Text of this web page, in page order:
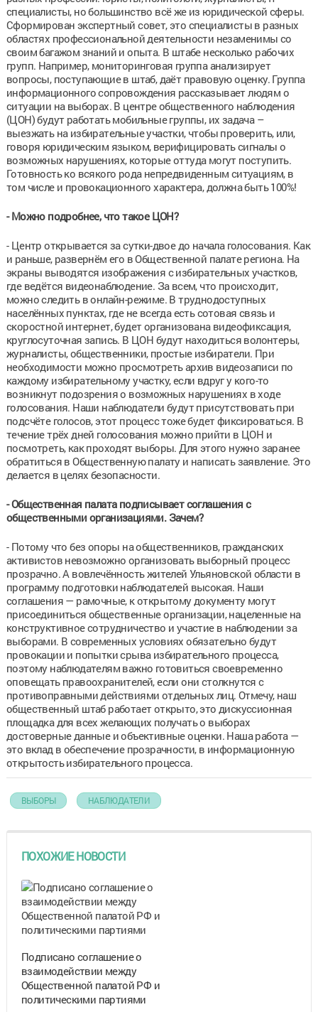
специалисты, но большинство всё же из юридической сферы.
Сформирован экспертный совет, это специалисты в разных
областях профессиональной деятельности незаменимы со
своим багажом знаний и опыта. В штабе несколько рабочих
групп. Например, мониторинговая группа анализирует
вопросы, поступающие в штаб, даёт правовую оценку. Группа
информационного сопровождения рассказывает людям о
ситуации на выборах. В центре общественного наблюдения
(ЦОН) будут работать мобильные группы, их задача –
выезжать на избирательные участки, чтобы проверить, или,
говоря юридическим языком, верифицировать сигналы о
возможных нарушениях, которые оттуда могут поступить.
Готовность ко всякого рода непредвиденным ситуациям, в
том числе и провокационного характера, должна быть 100%!
- Можно подробнее, что такое ЦОН?
- Центр открывается за сутки-двое до начала голосования. Как
и раньше, развернём его в Общественной палате региона. На
экраны выводятся изображения с избирательных участков,
где ведётся видеонаблюдение. За всем, что происходит,
можно следить в онлайн-режиме. В труднодоступных
населённых пунктах, где не всегда есть сотовая связь и
скоростной интернет, будет организована видеофиксация,
круглосуточная запись. В ЦОН будут находиться волонтеры,
журналисты, общественники, простые избиратели. При
необходимости можно просмотреть архив видеозаписи по
каждому избирательному участку, если вдруг у кого-то
возникнут подозрения о возможных нарушениях в ходе
голосования. Наши наблюдатели будут присутствовать при
подсчёте голосов, этот процесс тоже будет фиксироваться. В
течение трёх дней голосования можно прийти в ЦОН и
посмотреть, как проходят выборы. Для этого нужно заранее
обратиться в Общественную палату и написать заявление. Это
делается в целях безопасности.
- Общественная палата подписывает соглашения с
общественными организациями. Зачем?
- Потому что без опоры на общественников, гражданских
активистов невозможно организовать выборный процесс
прозрачно. А вовлечённость жителей Ульяновской области в
программу подготовки наблюдателей высокая. Наши
соглашения — рамочные, к открытому документу могут
присоединиться общественные организации, нацеленные на
конструктивное сотрудничество и участие в наблюдении за
выборами. В современных условиях обязательно будут
провокации и попытки срыва избирательного процесса,
поэтому наблюдателям важно готовиться своевременно
оповещать правоохранителей, если они столкнутся с
противоправными действиями отдельных лиц. Отмечу, наш
общественный штаб работает открыто, это дискуссионная
площадка для всех желающих получать о выборах
достоверные данные и объективные оценки. Наша работа —
это вклад в обеспечение прозрачности, в информационную
открытость избирательного процесса.
ВЫБОРЫ НАБЛЮДАТЕЛИ
ПОХОЖИЕ НОВОСТИ
Подписано соглашение о
взаимодействии между
Общественной палатой РФ и
политическими партиями